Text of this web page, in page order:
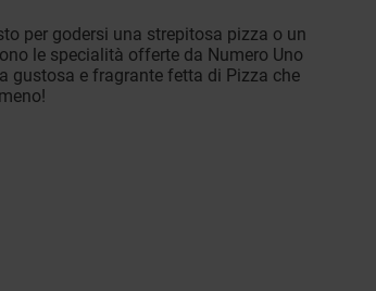
per godersi una strepitosa pizza o un
le specialità offerte da Numero Uno
gustosa e fragrante fetta di Pizza che